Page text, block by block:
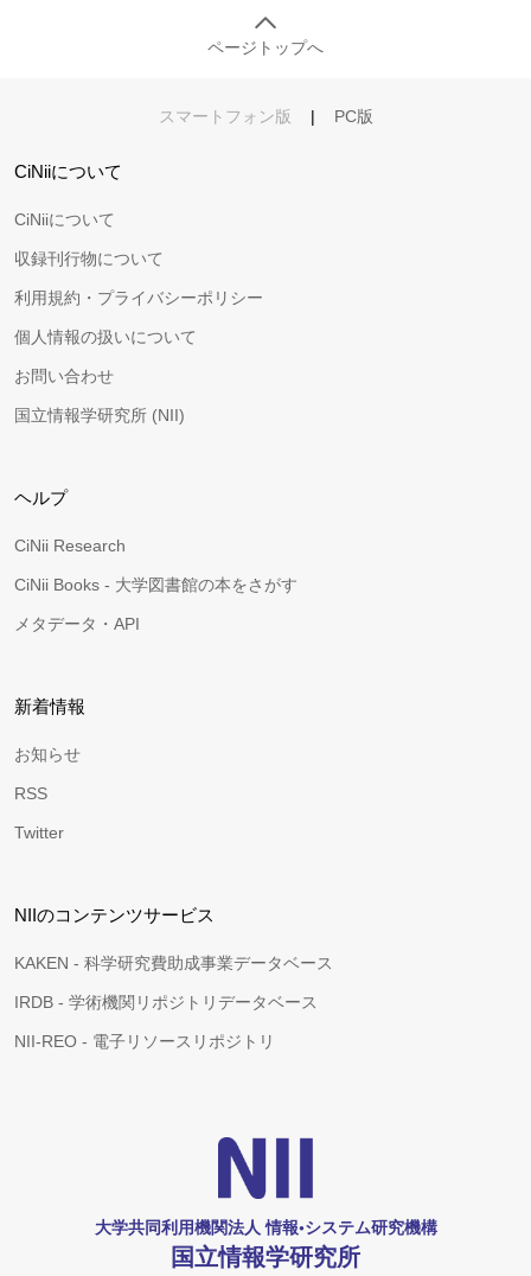
ページトップへ
スマートフォン版 | PC版
CiNiiについて
CiNiiについて
収録刊行物について
利用規約・プライバシーポリシー
個人情報の扱いについて
お問い合わせ
国立情報学研究所 (NII)
ヘルプ
CiNii Research
CiNii Books - 大学図書館の本をさがす
メタデータ・API
新着情報
お知らせ
RSS
Twitter
NIIのコンテンツサービス
KAKEN - 科学研究費助成事業データベース
IRDB - 学術機関リポジトリデータベース
NII-REO - 電子リソースリポジトリ
大学共同利用機関法人 情報•システム研究機構
国立情報学研究所